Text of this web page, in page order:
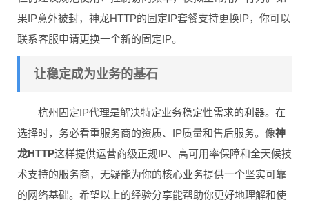
果IP意外被封，神龙HTTP的固定IP套餐支持更换IP，你可以
联系客服申请更换一个新的固定IP。
让稳定成为业务的基石
杭州固定IP代理是解决特定业务稳定性需求的利器。在
选择时，务必看重服务商的资质、IP质量和售后服务。像神
龙HTTP这样提供运营商级正规IP、高可用率保障和全天候技
术支持的服务商，无疑能为你的核心业务提供一个坚实可靠
的网络基础。希望以上的经验分享能帮助你更好地理解和使